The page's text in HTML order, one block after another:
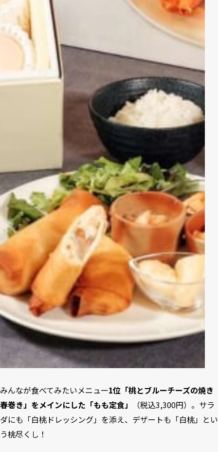
みんなが食べてみたいメニュー1位「桃とブルーチーズの焼き
春巻き」をメインにした「もも定食」
（税込3,300円）。サラ
ダにも「白桃ドレッシング」を添え、デザートも「白桃」とい
う桃尽くし！